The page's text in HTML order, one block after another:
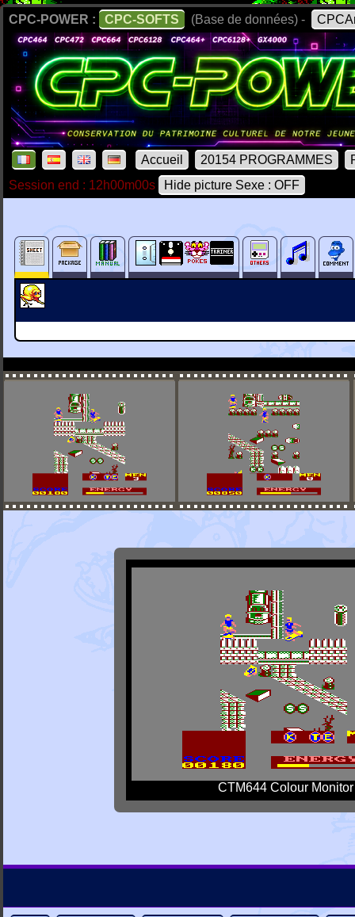
CPC-POWER : CPC-SOFTS (Base de données) -
Accueil 20154 PROGRAMMES
Session end : 12h00m00s
Hide picture Sexe : OFF
CTM644 Colour Monitor